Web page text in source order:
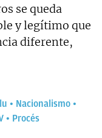
se queda
y legítimo que
diferente,
Nacionalismo
Procés